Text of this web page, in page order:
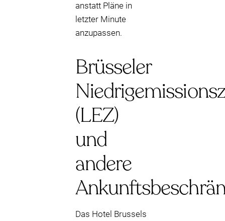
anstatt Pläne in
letzter Minute
anzupassen.
Brüsseler
(LEZ)
und
andere
Das Hotel Brussels